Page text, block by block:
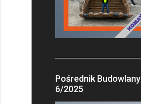
Pośrednik Budowlany
6/2025